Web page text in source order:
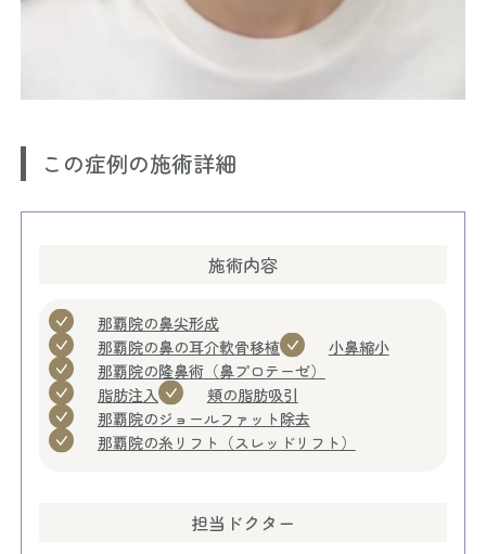
この症例の施術詳細
施術内容
那覇院の鼻尖形成
那覇院の鼻の耳介軟骨移植
小鼻縮小
那覇院の隆鼻術（鼻プロテーゼ）
脂肪注入
頬の脂肪吸引
那覇院のジョールファット除去
那覇院の糸リフト（スレッドリフト）
担当ドクター